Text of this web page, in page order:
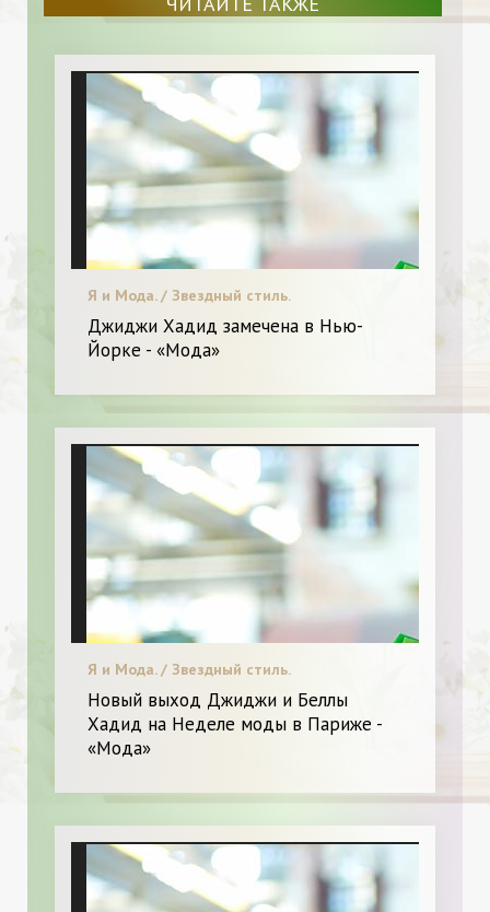
Я и Мода. / Звездный стиль.
Джиджи Хадид замечена в Нью-
Йорке - «Мода»
Я и Мода. / Звездный стиль.
Новый выход Джиджи и Беллы
Хадид на Неделе моды в Париже -
«Мода»